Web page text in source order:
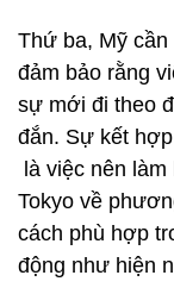
Thứ ba, Mỹ
đảm bảo rằng
sự mới đi theo
đắn. Sự kết
là việc nên
Tokyo về
cách phù hợp
động như hiện